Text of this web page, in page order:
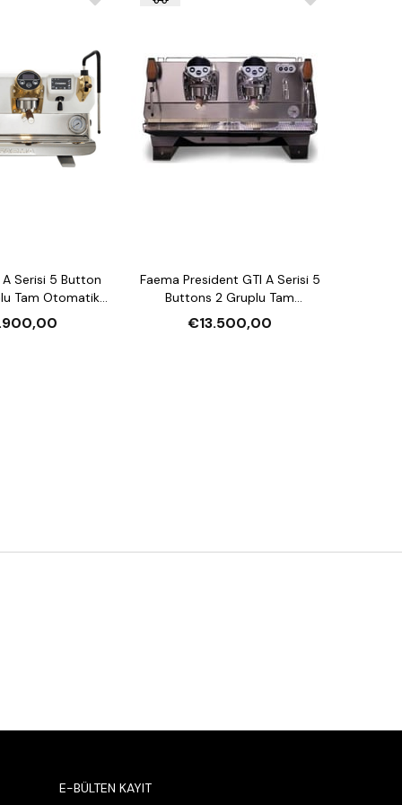
teslim.
: Türkiye’nin her yerine ücretsiz kargo ve kurulum
A Serisi 5 Button
Tam Otomatik
Makinesi
Faema President GTI A Serisi 5
Buttons 2 Gruplu Tam
Otomatik Espresso Kahve
Makinesi
€13.500,00
E-BÜLTEN KAYIT